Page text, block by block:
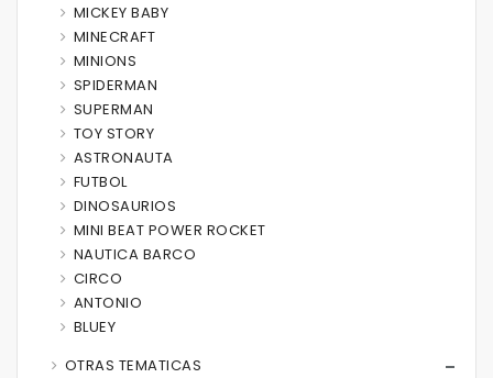
MICKEY BABY
MINECRAFT
MINIONS
SPIDERMAN
SUPERMAN
TOY STORY
ASTRONAUTA
FUTBOL
DINOSAURIOS
MINI BEAT POWER ROCKET
NAUTICA BARCO
CIRCO
ANTONIO
BLUEY
OTRAS TEMATICAS